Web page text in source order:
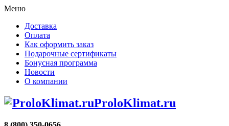
Меню
Доставка
Оплата
Как оформить заказ
Подарочные сертификаты
Бонусная программа
Новости
О компании
ProloKlimat.ru